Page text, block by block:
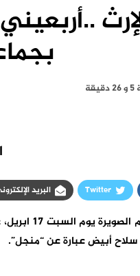
Twitter البريد
اهتزت
أبيض عبارة عن “منجل”.